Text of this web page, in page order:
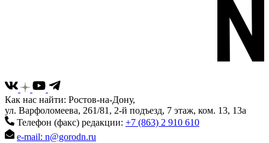
Как нас найти: Ростов-на-Дону,
ул. Варфоломеева, 261/81, 2-й подъезд, 7 этаж, ком. 13, 13а
Телефон (факс) редакции: +7 (863) 2 910 610
e-mail: n@gorodn.ru